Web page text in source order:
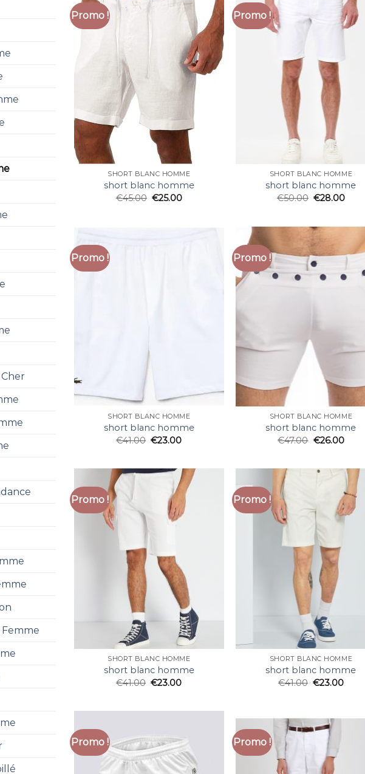
Promo !
SHORT BLANC HOMME
short blanc homme
€45.00 €25.00
Promo !
SHORT BLANC HOMME
short blanc homme
€50.00 €28.00
Promo !
SHORT BLANC HOMME
short blanc homme
€41.00 €23.00
Promo !
SHORT BLANC HOMME
short blanc homme
€47.00 €26.00
Promo !
SHORT BLANC HOMME
short blanc homme
€41.00 €23.00
Promo !
SHORT BLANC HOMME
short blanc homme
€41.00 €23.00
Promo ! Promo !